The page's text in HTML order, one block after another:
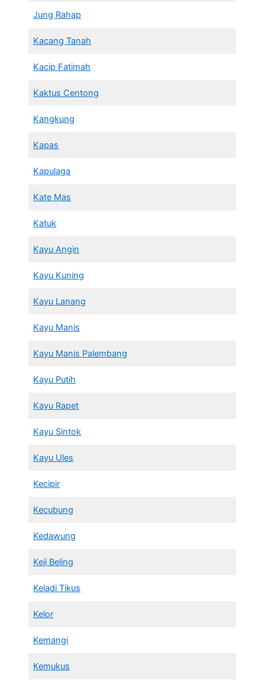
Jung Rahap
Kacang Tanah
Kacip Fatimah
Kaktus Centong
Kangkung
Kapas
Kapulaga
Kate Mas
Katuk
Kayu Angin
Kayu Kuning
Kayu Lanang
Kayu Manis
Kayu Manis Palembang
Kayu Putih
Kayu Rapet
Kayu Sintok
Kayu Ules
Kecipir
Kecubung
Kedawung
Keji Beling
Keladi Tikus
Kelor
Kemangi
Kemukus